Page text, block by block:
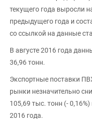
текущего года выросли
предыдущего года и
со ссылкой на данные
В августе 2016 года
36,96 тонн.
Экспортные поставки
рынки незначительно
105,69 тыс. тонн (-
2016 года.